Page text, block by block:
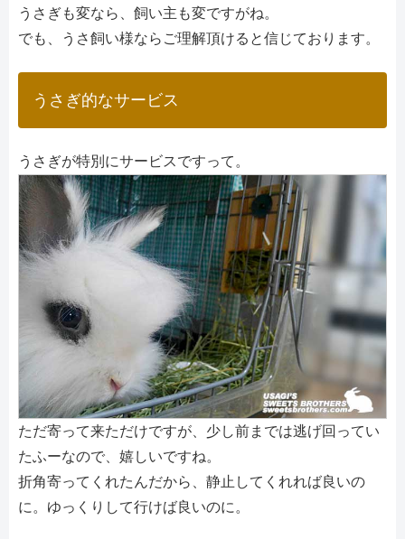
うさぎも変なら、飼い主も変ですがね。
でも、うさ飼い様ならご理解頂けると信じております。
うさぎ的なサービス
うさぎが特別にサービスですって。
ただ寄って来ただけですが、少し前までは逃げ回ってい
たふーなので、嬉しいですね。
折角寄ってくれたんだから、静止してくれれば良いの
に。ゆっくりして行けば良いのに。